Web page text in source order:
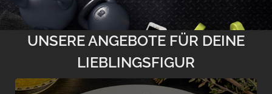
UNSERE ANGEBOTE FÜR DEINE
LIEBLINGSFIGUR